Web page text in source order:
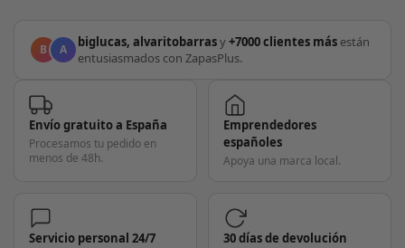
B A biglucas, alvaritobarrasy+7000 clientes más están
entusiasmados con ZapasPlus.
Envío gratuito a España
Procesamos tu pedido en
menos de 48h.
Emprendedores
españoles
Apoya una marca local.
Servicio personal 24/7 30 días de devolución